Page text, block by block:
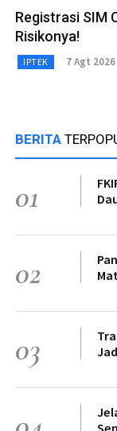
Registrasi SIM
Risikonya!
IPTEK 7 Agt 2026
BERITA
01
02
03